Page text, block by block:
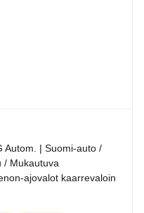
Autom. | Suomi-auto /
/ Mukautuva
ajovalot kaarrevaloin